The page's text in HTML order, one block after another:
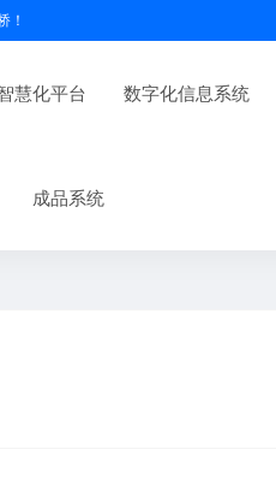
！
慧化平台 数字化信息系统
成品系统